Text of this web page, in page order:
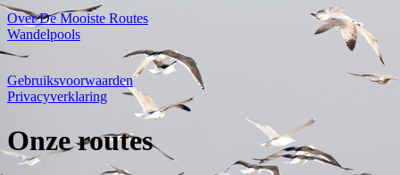
Over De Mooiste Routes
Wandelpools
Gebruiksvoorwaarden
Privacyverklaring
Onze routes